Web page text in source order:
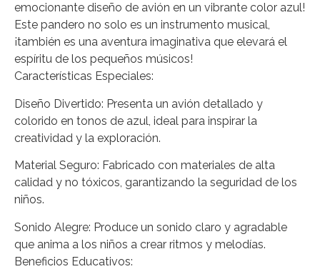
emocionante diseño de avión en un vibrante color azul!
Este pandero no solo es un instrumento musical,
¡también es una aventura imaginativa que elevará el
espíritu de los pequeños músicos!
Características Especiales:
Diseño Divertido: Presenta un avión detallado y
colorido en tonos de azul, ideal para inspirar la
creatividad y la exploración.
Material Seguro: Fabricado con materiales de alta
calidad y no tóxicos, garantizando la seguridad de los
niños.
Sonido Alegre: Produce un sonido claro y agradable
que anima a los niños a crear ritmos y melodías.
Beneficios Educativos: